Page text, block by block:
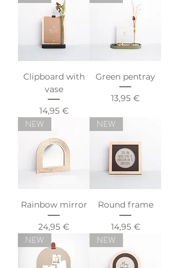
Clipboard with
vase
Preis
14,95 €
Green pentray
Preis
13,95 €
NEW
Rainbow mirror
Preis
24,95 €
NEW
Round frame
Preis
14,95 €
NEW NEW